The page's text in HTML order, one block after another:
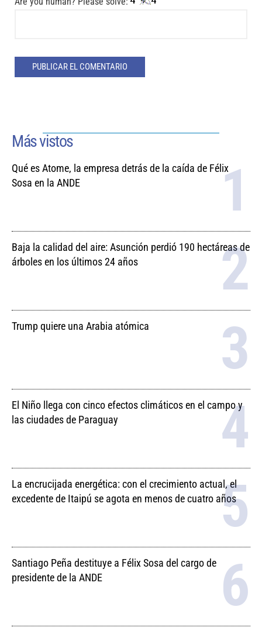
Más vistos
Qué es Atome, la empresa detrás de la caída de Félix
Sosa en la ANDE
Baja la calidad del aire: Asunción perdió 190 hectáreas de
árboles en los últimos 24 años
Trump quiere una Arabia atómica
El Niño llega con cinco efectos climáticos en el campo y
las ciudades de Paraguay
La encrucijada energética: con el crecimiento actual, el
excedente de Itaipú se agota en menos de cuatro años
Santiago Peña destituye a Félix Sosa del cargo de
presidente de la ANDE